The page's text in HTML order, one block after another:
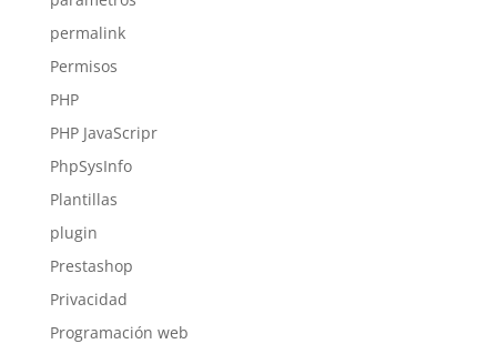
permalink
Permisos
PHP
PHP JavaScripr
PhpSysInfo
Plantillas
plugin
Prestashop
Privacidad
Programación web